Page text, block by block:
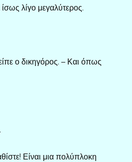
λίγο μεγαλύτερος.
ο δικηγόρος. – Και όπως
Είναι μια πολύπλοκη